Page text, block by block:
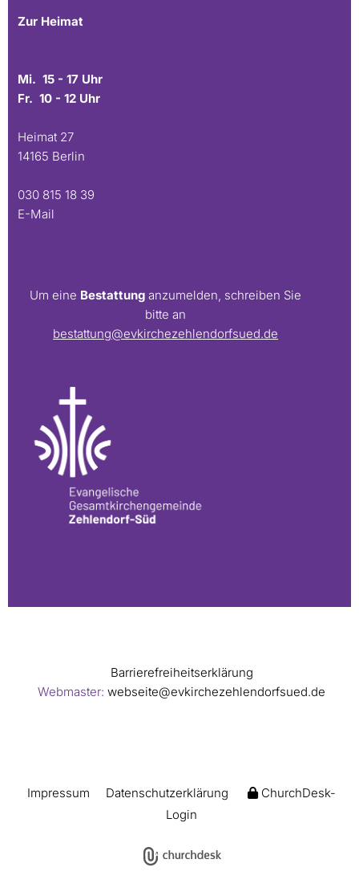
Zur Heimat
Mi. 15 - 17 Uhr
Fr. 10 - 12 Uhr
Heimat 27
14165 Berlin
030 815 18 39
E-Mail
Um eine Bestattung anzumelden, schreiben Sie
bitte an
bestattung@evkirchezehlendorfsued.de
Barrierefreiheitserklärung
Webmaster: webseite@evkirchezehlendorfsued.de
Impressum Datenschutzerklärung
ChurchDesk-
Login